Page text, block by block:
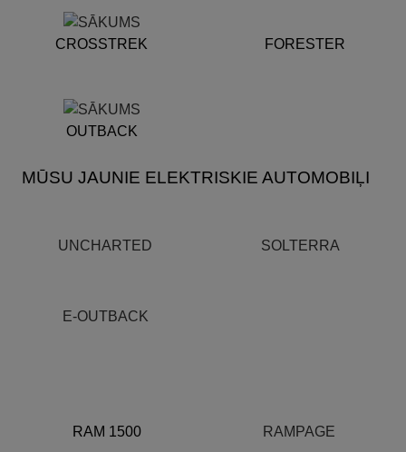
CROSSTREK FORESTER
OUTBACK
MŪSU JAUNIE ELEKTRISKIE AUTOMOBIĻI
UNCHARTED SOLTERRA
E-OUTBACK
RAM 1500 RAMPAGE